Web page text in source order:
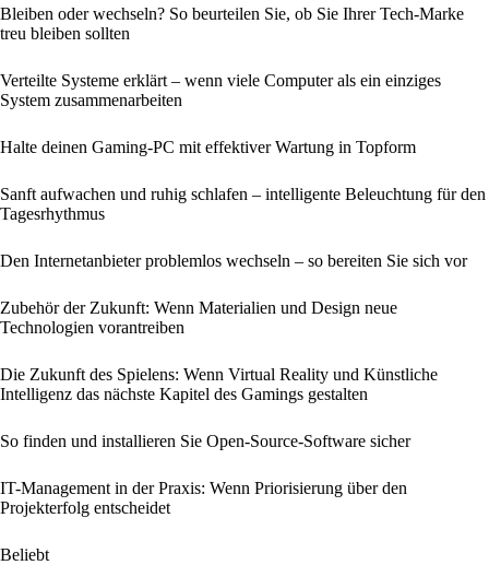
Bleiben oder wechseln? So beurteilen Sie, ob Sie Ihrer Tech‑Marke
treu bleiben sollten
Verteilte Systeme erklärt – wenn viele Computer als ein einziges
System zusammenarbeiten
Halte deinen Gaming-PC mit effektiver Wartung in Topform
Sanft aufwachen und ruhig schlafen – intelligente Beleuchtung für den
Tagesrhythmus
Den Internetanbieter problemlos wechseln – so bereiten Sie sich vor
Zubehör der Zukunft: Wenn Materialien und Design neue
Technologien vorantreiben
Die Zukunft des Spielens: Wenn Virtual Reality und Künstliche
Intelligenz das nächste Kapitel des Gamings gestalten
So finden und installieren Sie Open-Source-Software sicher
IT-Management in der Praxis: Wenn Priorisierung über den
Projekterfolg entscheidet
Beliebt